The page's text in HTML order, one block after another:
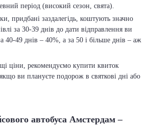
період (високий сезон, свята).
придбані заздалегідь, коштують значно
за 30-39 днів до дати відправлення ви
40-49 днів – 40%, а за 50 і більше днів – аж
ціни, рекомендуємо купити квиток
ви плануєте подорож в святкові дні або
автобуса Амстердам –